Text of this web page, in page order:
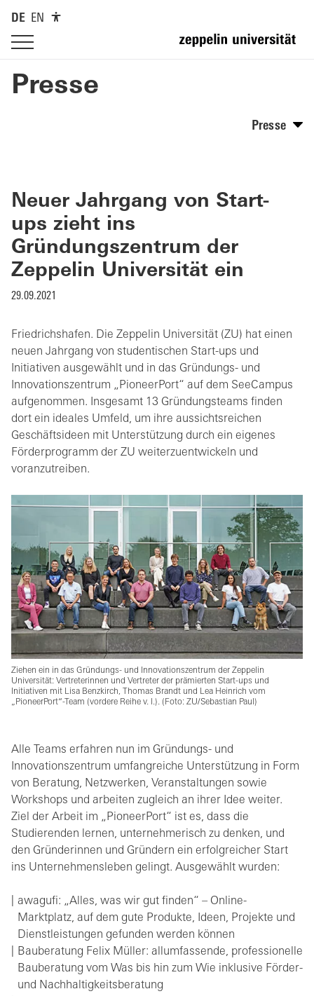
DE EN
Presse
Presse
Neuer Jahrgang von Start-
ups zieht ins
Gründungszentrum der
Zeppelin Universität ein
29.09.2021
Friedrichshafen. Die Zeppelin Universität (ZU) hat einen
neuen Jahrgang von studentischen Start-ups und
Initiativen ausgewählt und in das Gründungs- und
Innovationszentrum „PioneerPort“ auf dem SeeCampus
aufgenommen. Insgesamt 13 Gründungsteams finden
dort ein ideales Umfeld, um ihre aussichtsreichen
Geschäftsideen mit Unterstützung durch ein eigenes
Förderprogramm der ZU weiterzuentwickeln und
voranzutreiben.
Ziehen ein in das Gründungs- und Innovationszentrum der Zeppelin
Universität: Vertreterinnen und Vertreter der prämierten Start-ups und
Initiativen mit Lisa Benzkirch, Thomas Brandt und Lea Heinrich vom
„PioneerPort“-Team (vordere Reihe v. l.). (Foto: ZU/Sebastian Paul)
Alle Teams erfahren nun im Gründungs- und
Innovationszentrum umfangreiche Unterstützung in Form
von Beratung, Netzwerken, Veranstaltungen sowie
Workshops und arbeiten zugleich an ihrer Idee weiter.
Ziel der Arbeit im „PioneerPort“ ist es, dass die
Studierenden lernen, unternehmerisch zu denken, und
den Gründerinnen und Gründern ein erfolgreicher Start
ins Unternehmensleben gelingt. Ausgewählt wurden:
awagufi: „Alles, was wir gut finden“ – Online-
Marktplatz, auf dem gute Produkte, Ideen, Projekte und
Dienstleistungen gefunden werden können
Bauberatung Felix Müller: allumfassende, professionelle
Bauberatung vom Was bis hin zum Wie inklusive Förder-
und Nachhaltigkeitsberatung